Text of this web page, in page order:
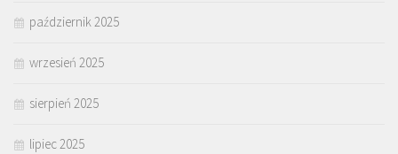
październik 2025
wrzesień 2025
sierpień 2025
lipiec 2025